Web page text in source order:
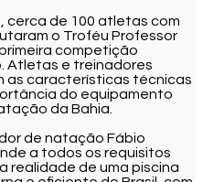
cerca de 100 atletas com
o Troféu Professor
competição
Atletas e treinadores
as características técnicas
do equipamento
da Bahia.
de natação Fábio
a todos os requisitos
realidade de uma piscina